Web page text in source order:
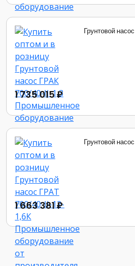
Грунтовой
1 735 015 ₽
Грунтовой
1 663 381 ₽